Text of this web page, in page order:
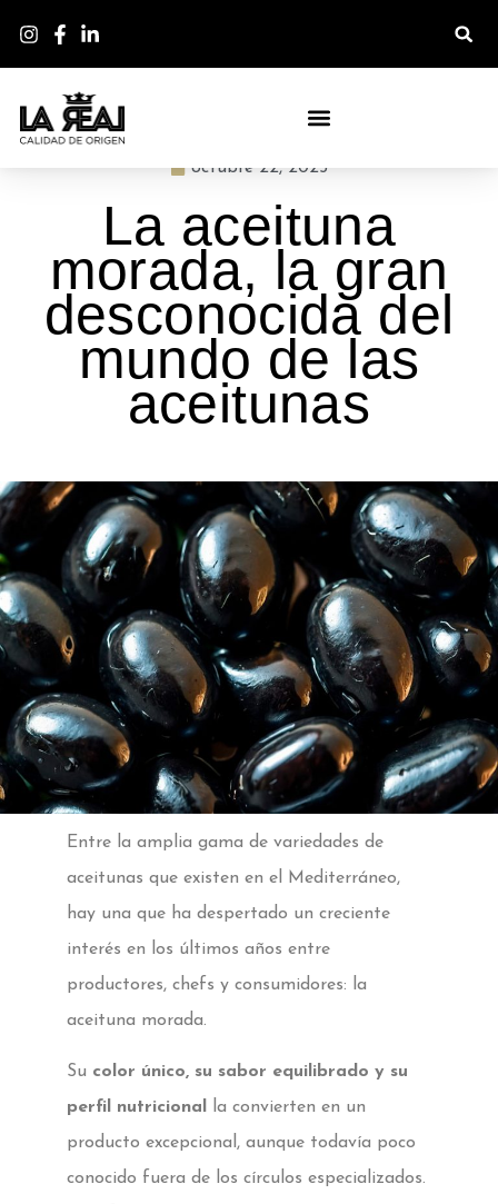
BLOG - LA DESPENSA DE LA REAL
octubre 22, 2025
La aceituna
morada, la gran
desconocida del
mundo de las
aceitunas
Entre la amplia gama de variedades de
aceitunas que existen en el Mediterráneo,
hay una que ha despertado un creciente
interés en los últimos años entre
productores, chefs y consumidores: la
aceituna morada.
Su color único, su sabor equilibrado y su
perfil nutricional la convierten en un
producto excepcional, aunque todavía poco
conocido fuera de los círculos especializados.